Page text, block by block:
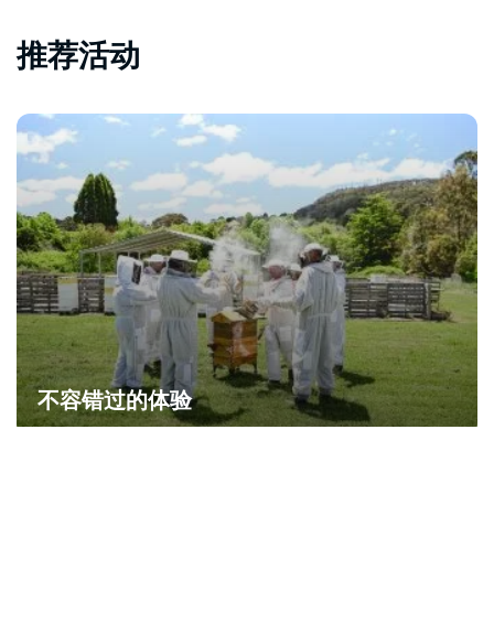
推荐活动
不容错过的体验